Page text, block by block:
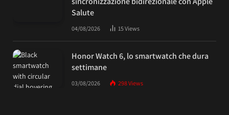
Salute
04/08/2026 15Views
Honor Watch 6, lo smartwatch che dura
settimane
03/08/2026 298Views